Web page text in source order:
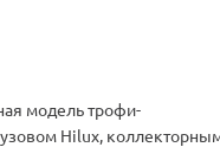
модель трофи-
Hilux,